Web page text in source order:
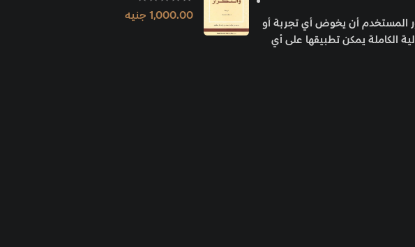
المستخدم أن يخوض أي تجربة أو
الكاملة يمكن تطبيقها على أي
1,000.00 جنيه